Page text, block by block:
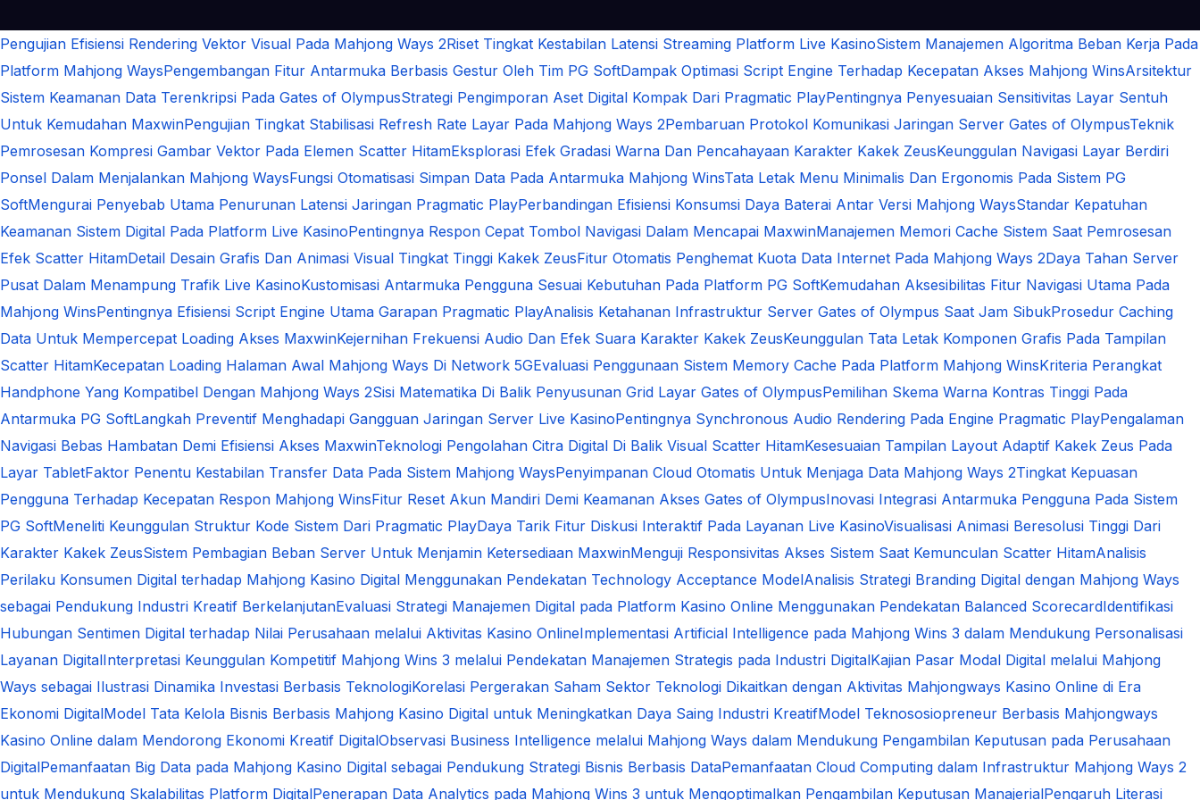
Pengujian Efisiensi Rendering Vektor Visual Pada Mahjong Ways 2Riset Tingkat Kestabilan Latensi Streaming Platform Live KasinoSistem Manajemen Algoritma Beban Kerja Pada
Platform Mahjong WaysPengembangan Fitur Antarmuka Berbasis Gestur Oleh Tim PG SoftDampak Optimasi Script Engine Terhadap Kecepatan Akses Mahjong WinsArsitektur
Sistem Keamanan Data Terenkripsi Pada Gates of OlympusStrategi Pengimporan Aset Digital Kompak Dari Pragmatic PlayPentingnya Penyesuaian Sensitivitas Layar Sentuh
Untuk Kemudahan MaxwinPengujian Tingkat Stabilisasi Refresh Rate Layar Pada Mahjong Ways 2Pembaruan Protokol Komunikasi Jaringan Server Gates of OlympusTeknik
Pemrosesan Kompresi Gambar Vektor Pada Elemen Scatter HitamEksplorasi Efek Gradasi Warna Dan Pencahayaan Karakter Kakek ZeusKeunggulan Navigasi Layar Berdiri
Ponsel Dalam Menjalankan Mahjong WaysFungsi Otomatisasi Simpan Data Pada Antarmuka Mahjong WinsTata Letak Menu Minimalis Dan Ergonomis Pada Sistem PG
SoftMengurai Penyebab Utama Penurunan Latensi Jaringan Pragmatic PlayPerbandingan Efisiensi Konsumsi Daya Baterai Antar Versi Mahjong WaysStandar Kepatuhan
Keamanan Sistem Digital Pada Platform Live KasinoPentingnya Respon Cepat Tombol Navigasi Dalam Mencapai MaxwinManajemen Memori Cache Sistem Saat Pemrosesan
Efek Scatter HitamDetail Desain Grafis Dan Animasi Visual Tingkat Tinggi Kakek ZeusFitur Otomatis Penghemat Kuota Data Internet Pada Mahjong Ways 2Daya Tahan Server
Pusat Dalam Menampung Trafik Live KasinoKustomisasi Antarmuka Pengguna Sesuai Kebutuhan Pada Platform PG SoftKemudahan Aksesibilitas Fitur Navigasi Utama Pada
Mahjong WinsPentingnya Efisiensi Script Engine Utama Garapan Pragmatic PlayAnalisis Ketahanan Infrastruktur Server Gates of Olympus Saat Jam SibukProsedur Caching
Data Untuk Mempercepat Loading Akses MaxwinKejernihan Frekuensi Audio Dan Efek Suara Karakter Kakek ZeusKeunggulan Tata Letak Komponen Grafis Pada Tampilan
Scatter HitamKecepatan Loading Halaman Awal Mahjong Ways Di Network 5GEvaluasi Penggunaan Sistem Memory Cache Pada Platform Mahjong WinsKriteria Perangkat
Handphone Yang Kompatibel Dengan Mahjong Ways 2Sisi Matematika Di Balik Penyusunan Grid Layar Gates of OlympusPemilihan Skema Warna Kontras Tinggi Pada
Antarmuka PG SoftLangkah Preventif Menghadapi Gangguan Jaringan Server Live KasinoPentingnya Synchronous Audio Rendering Pada Engine Pragmatic PlayPengalaman
Navigasi Bebas Hambatan Demi Efisiensi Akses MaxwinTeknologi Pengolahan Citra Digital Di Balik Visual Scatter HitamKesesuaian Tampilan Layout Adaptif Kakek Zeus Pada
Layar TabletFaktor Penentu Kestabilan Transfer Data Pada Sistem Mahjong WaysPenyimpanan Cloud Otomatis Untuk Menjaga Data Mahjong Ways 2Tingkat Kepuasan
Pengguna Terhadap Kecepatan Respon Mahjong WinsFitur Reset Akun Mandiri Demi Keamanan Akses Gates of OlympusInovasi Integrasi Antarmuka Pengguna Pada Sistem
PG SoftMeneliti Keunggulan Struktur Kode Sistem Dari Pragmatic PlayDaya Tarik Fitur Diskusi Interaktif Pada Layanan Live KasinoVisualisasi Animasi Beresolusi Tinggi Dari
Karakter Kakek ZeusSistem Pembagian Beban Server Untuk Menjamin Ketersediaan MaxwinMenguji Responsivitas Akses Sistem Saat Kemunculan Scatter HitamAnalisis
Perilaku Konsumen Digital terhadap Mahjong Kasino Digital Menggunakan Pendekatan Technology Acceptance ModelAnalisis Strategi Branding Digital dengan Mahjong Ways
sebagai Pendukung Industri Kreatif BerkelanjutanEvaluasi Strategi Manajemen Digital pada Platform Kasino Online Menggunakan Pendekatan Balanced ScorecardIdentifikasi
Hubungan Sentimen Digital terhadap Nilai Perusahaan melalui Aktivitas Kasino OnlineImplementasi Artificial Intelligence pada Mahjong Wins 3 dalam Mendukung Personalisasi
Layanan DigitalInterpretasi Keunggulan Kompetitif Mahjong Wins 3 melalui Pendekatan Manajemen Strategis pada Industri DigitalKajian Pasar Modal Digital melalui Mahjong
Ways sebagai Ilustrasi Dinamika Investasi Berbasis TeknologiKorelasi Pergerakan Saham Sektor Teknologi Dikaitkan dengan Aktivitas Mahjongways Kasino Online di Era
Ekonomi DigitalModel Tata Kelola Bisnis Berbasis Mahjong Kasino Digital untuk Meningkatkan Daya Saing Industri KreatifModel Teknososiopreneur Berbasis Mahjongways
Kasino Online dalam Mendorong Ekonomi Kreatif DigitalObservasi Business Intelligence melalui Mahjong Ways dalam Mendukung Pengambilan Keputusan pada Perusahaan
DigitalPemanfaatan Big Data pada Mahjong Kasino Digital sebagai Pendukung Strategi Bisnis Berbasis DataPemanfaatan Cloud Computing dalam Infrastruktur Mahjong Ways 2
untuk Mendukung Skalabilitas Platform DigitalPenerapan Data Analytics pada Mahjong Wins 3 untuk Mengoptimalkan Pengambilan Keputusan ManajerialPengaruh Literasi